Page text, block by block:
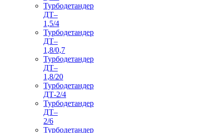
Турбодетандер
ДТ–
1,5/4
Турбодетандер
ДТ–
1,8/0,7
Турбодетандер
ДТ–
1,8/20
Турбодетандер
ДТ-2/4
Турбодетандер
ДТ–
2/6
Турбодетандер